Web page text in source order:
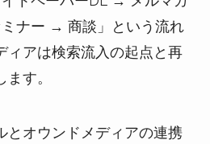
ナー → 商談」という流れ
ィアは検索流入の起点と再
す。
とオウンドメディアの連携